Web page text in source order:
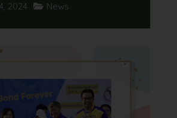
2024 News